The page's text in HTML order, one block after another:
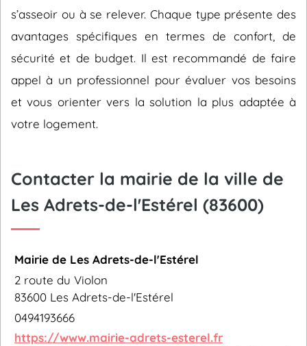
s’asseoir ou à se relever. Chaque type présente des
avantages spécifiques en termes de confort, de
sécurité et de budget. Il est recommandé de faire
appel à un professionnel pour évaluer vos besoins
et vous orienter vers la solution la plus adaptée à
votre logement.
Contacter la mairie de la ville de
Les Adrets-de-l'Estérel (83600)
Mairie de Les Adrets-de-l'Estérel
2 route du Violon
83600 Les Adrets-de-l'Estérel
0494193666
https://www.mairie-adrets-esterel.fr